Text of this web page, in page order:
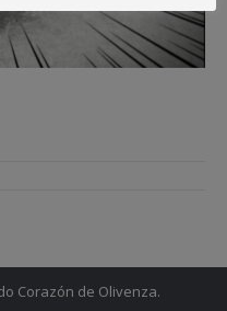
Corazón de Olivenza.